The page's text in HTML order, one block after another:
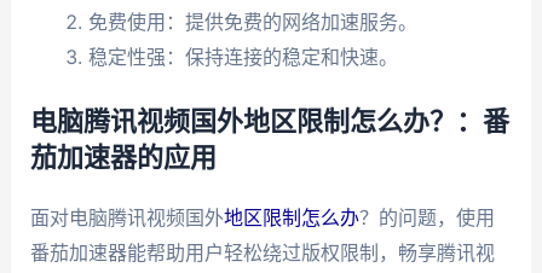
免费使用：提供免费的网络加速服务。
稳定性强：保持连接的稳定和快速。
电脑腾讯视频国外地区限制怎么办？：番
茄加速器的应用
面对电脑腾讯视频国外地区限制怎么办？的问题，使用
番茄加速器能帮助用户轻松绕过版权限制，畅享腾讯视